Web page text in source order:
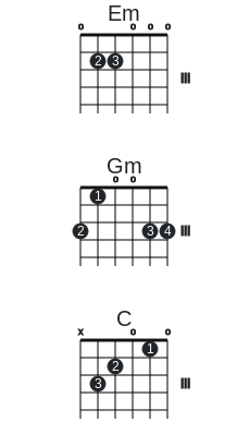
Em
o
2 3
o o o
Gm
2
1
o o
3 4
C
x
3
2
o
1
o